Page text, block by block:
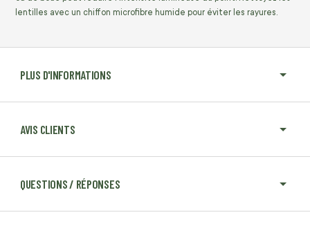
PLUS D'INFORMATIONS
AVIS CLIENTS
QUESTIONS / RÉPONSES
lentilles avec un chiffon microfibre humide pour éviter les rayures.